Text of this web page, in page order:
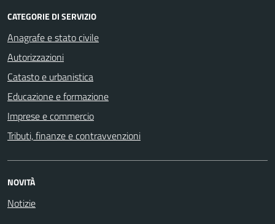
CATEGORIE DI SERVIZIO
Anagrafe e stato civile
Autorizzazioni
Catasto e urbanistica
Educazione e formazione
Imprese e commercio
Tributi, finanze e contravvenzioni
NOVITÀ
Notizie